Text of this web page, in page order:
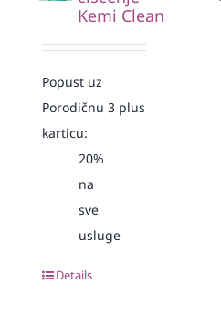
Kemi Clean
Popust uz
Porodičnu 3 plus
karticu:
20%
na
sve
usluge
Details